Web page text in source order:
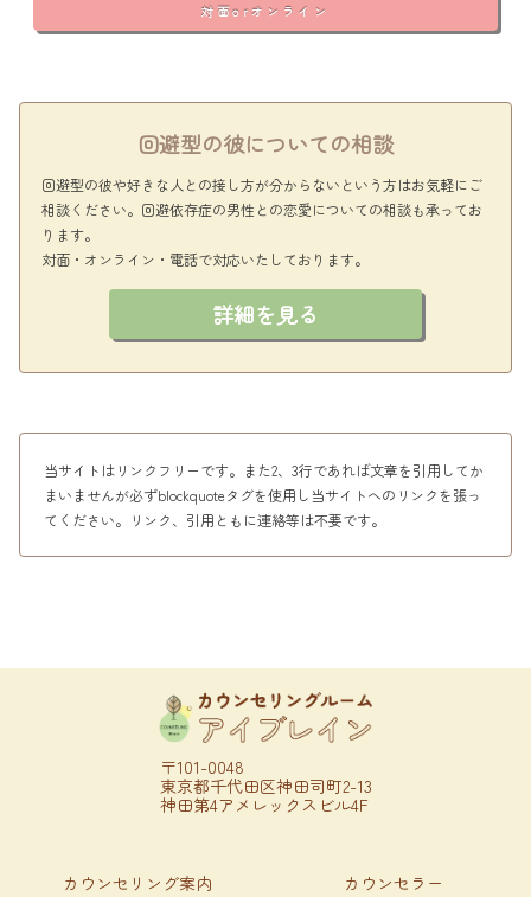
対面orオンライン
回避型の彼についての相談
回避型の彼や好きな人との接し方が分からないという方はお気軽にご
相談ください。回避依存症の男性との恋愛についての相談も承ってお
ります。
対面・オンライン・電話で対応いたしております。
詳細を見る
当サイトはリンクフリーです。また2、3行であれば文章を引用してか
まいませんが必ずblockquoteタグを使用し当サイトへのリンクを張っ
てください。リンク、引用ともに連絡等は不要です。
〒101-0048
東京都千代田区神田司町2-13
神田第4アメレックスビル4F
カウンセリング案内 カウンセラー